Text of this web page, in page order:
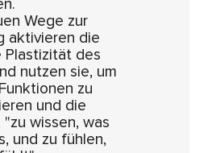
Wege zur
aktivieren die
Plastizität des
nutzen sie, um
zu
und die
"zu wissen, was
und zu fühlen,